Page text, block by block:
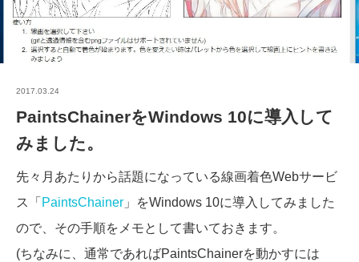
2017.03.24
PaintsChainerをWindows 10に導入して
みました。
先々月あたりから話題になっている線画着色Webサービ
ス「 PaintsChainer 」をWindows 10に導入してみました
ので、その手順をメモとして書いておきます。
(ちなみに、通常であればPaintsChainerを動かすには